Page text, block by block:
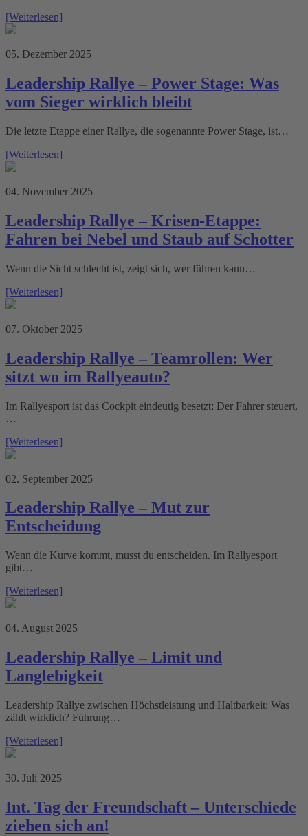
[Weiterlesen]
05. Dezember 2025
Leadership Rallye – Power Stage: Was
vom Sieger wirklich bleibt
Die letzte Etappe einer Rallye, die sogenannte Power Stage, ist…
[Weiterlesen]
04. November 2025
Leadership Rallye – Krisen-Etappe:
Fahren bei Nebel und Staub auf Schotter
Wenn die Sicht schlecht ist, zeigt sich, wer führen kann…
[Weiterlesen]
07. Oktober 2025
Leadership Rallye – Teamrollen: Wer
sitzt wo im Rallyeauto?
Im Rallyesport ist das Cockpit eindeutig besetzt: Der Fahrer steuert,
…
[Weiterlesen]
02. September 2025
Leadership Rallye – Mut zur
Entscheidung
Wenn die Kurve kommt, musst du entscheiden. Im Rallyesport
gibt…
[Weiterlesen]
04. August 2025
Leadership Rallye – Limit und
Langlebigkeit
Leadership Rallye zwischen Höchstleistung und Haltbarkeit: Was
zählt wirklich? Führung…
[Weiterlesen]
30. Juli 2025
Int. Tag der Freundschaft – Unterschiede
ziehen sich an!